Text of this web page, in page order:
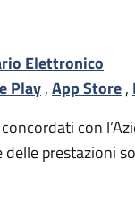
Elettronico
Play,App Store,
con
prestazioni